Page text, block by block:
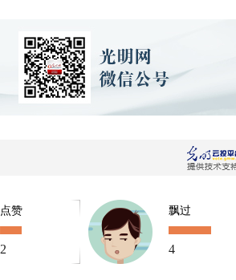
点赞
2
飘过
4